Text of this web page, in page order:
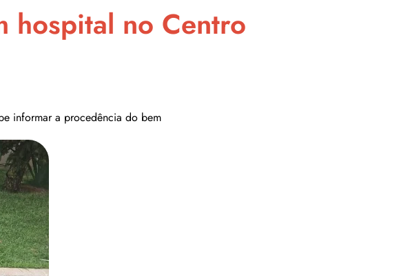
hospital no Centro
informar a procedência do bem